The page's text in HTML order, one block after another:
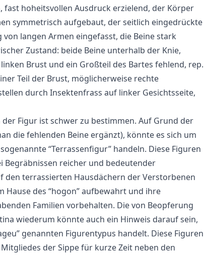
fast hoheitsvollen Ausdruck erzielend, der Körper
symmetrisch aufgebaut, der seitlich eingedrückte
langen Armen eingefasst, die Beine stark
Zustand: beide Beine unterhalb der Knie,
Brust und ein Großteil des Bartes fehlend, rep.
Teil der Brust, möglicherweise rechte
durch Insektenfrass auf linker Gesichtsseite,
Figur ist schwer zu bestimmen. Auf Grund der
die fehlenden Beine ergänzt), könnte es sich um
“Terrassenfigur” handeln. Diese Figuren
Begräbnissen reicher und bedeutender
den terrassierten Hausdächern der Verstorbenen
Hause des “hogon” aufbewahrt und ihre
Familien vorbehalten. Die von Beopferung
wiederum könnte auch ein Hinweis darauf sein,
genannten Figurentypus handelt. Diese Figuren
der Sippe für kurze Zeit neben den